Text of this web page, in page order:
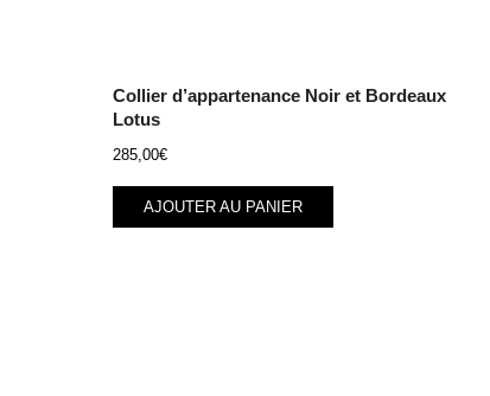
Collier d’appartenance Noir et Bordeaux
Lotus
285,00€
AJOUTER AU PANIER